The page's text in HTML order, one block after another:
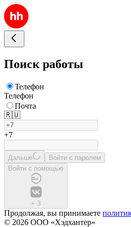
Поиск работы
Телефон
Телефон
Почта
🇷🇺
+7
Дальше
Войти с паролем
Войти с помощью
+ 3
Продолжая, вы принимаете
© 2026 ООО «Хэдхантер»